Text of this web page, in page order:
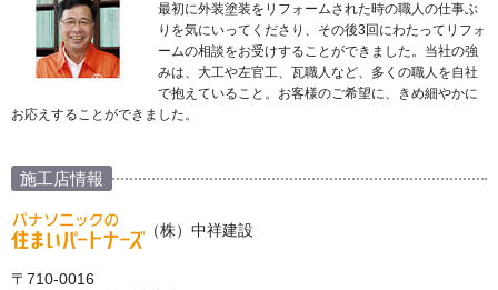
最初に外装塗装をリフォームされた時の職人の仕事ぶ
りを気にいってくださり、その後3回にわたってリフォ
ームの相談をお受けすることができました。当社の強
みは、大工や左官工、瓦職人など、多くの職人を自社
で抱えていること。お客様のご希望に、きめ細やかに
お応えすることができました。
施工店情報
（株）中祥建設
〒710-0016